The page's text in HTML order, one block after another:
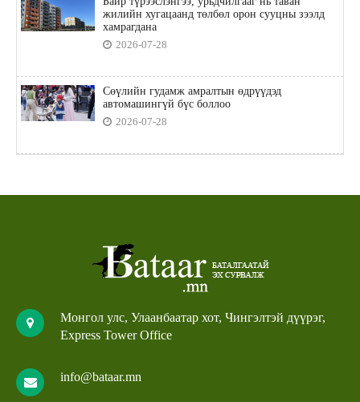
жилийн хугацаанд төлбөл орон сууцны зээлд
хамрагдана
2026-07-28
Сөүлийн гудамж амралтын өдрүүдэд
автомашингүй бүс боллоо
2026-07-28
Монгол улс, Улаанбаатар хот, Чингэлтэй дүүрэг,
Express Tower Office
info@bataar.mn